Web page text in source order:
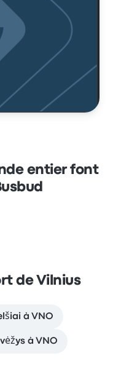
entier font
de Vilnius
à VNO
à VNO